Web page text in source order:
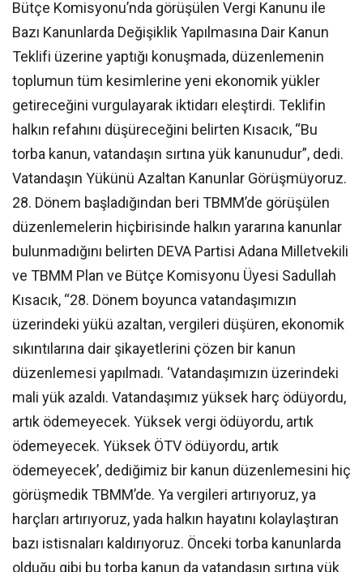
Bütçe Komisyonu’nda görüşülen Vergi Kanunu ile
Bazı Kanunlarda Değişiklik Yapılmasına Dair Kanun
Teklifi üzerine yaptığı konuşmada, düzenlemenin
toplumun tüm kesimlerine yeni ekonomik yükler
getireceğini vurgulayarak iktidarı eleştirdi. Teklifin
halkın refahını düşüreceğini belirten Kısacık, “Bu
torba kanun, vatandaşın sırtına yük kanunudur”, dedi.
Vatandaşın Yükünü Azaltan Kanunlar Görüşmüyoruz.
28. Dönem başladığından beri TBMM’de görüşülen
düzenlemelerin hiçbirisinde halkın yararına kanunlar
bulunmadığını belirten DEVA Partisi Adana Milletvekili
ve TBMM Plan ve Bütçe Komisyonu Üyesi Sadullah
Kısacık, “28. Dönem boyunca vatandaşımızın
üzerindeki yükü azaltan, vergileri düşüren, ekonomik
sıkıntılarına dair şikayetlerini çözen bir kanun
düzenlemesi yapılmadı. ‘Vatandaşımızın üzerindeki
mali yük azaldı. Vatandaşımız yüksek harç ödüyordu,
artık ödemeyecek. Yüksek vergi ödüyordu, artık
ödemeyecek. Yüksek ÖTV ödüyordu, artık
ödemeyecek’, dediğimiz bir kanun düzenlemesini hiç
görüşmedik TBMM’de. Ya vergileri artırıyoruz, ya
harçları artırıyoruz, yada halkın hayatını kolaylaştıran
bazı istisnaları kaldırıyoruz. Önceki torba kanunlarda
olduğu gibi bu torba kanun da vatandaşın sırtına yük